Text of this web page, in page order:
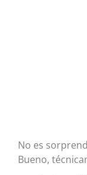
No es
Bueno,